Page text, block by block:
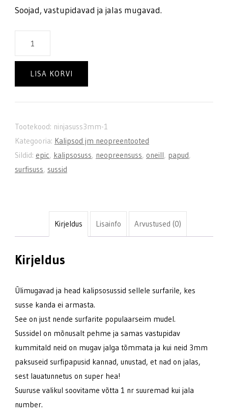
Soojad, vastupidavad ja jalas mugavad.
Oneill
Heat
ninja
3mm
kalipsosussid
LISA KORVI
Tootekood: ninjasuss3mm-1
Kategooria: Kalipsod jm neopreentooted
Sildid: epic, kalipsosuss, neopreensuss, oneill, papud,
surfisuss, sussid
Kirjeldus Lisainfo Arvustused (0)
Kirjeldus
Ülimugavad ja head kalipsosussid sellele surfarile, kes
susse kanda ei armasta.
See on just nende surfarite populaarseim mudel.
Sussidel on mõnusalt pehme ja samas vastupidav
kummitald neid on mugav jalga tõmmata ja kui neid 3mm
paksuseid surfipapusid kannad, unustad, et nad on jalas,
sest lauatunnetus on super hea!
Suuruse valikul soovitame võtta 1 nr suuremad kui jala
number.